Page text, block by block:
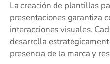
La creación de plantillas
presentaciones garantiza
interacciones visuales.
desarrolla
presencia de la marca y